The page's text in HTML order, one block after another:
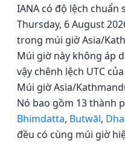
IANA có độ lệch chuẩn
Thursday, 6 August
trong múi giờ Asia/
Múi giờ này không áp
vậy chênh lệch UTC
Múi giờ Asia/
Nó bao gồm 13 thành
Bhimdatta, Butwāl,
đều có cùng múi giờ